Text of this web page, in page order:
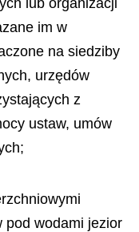
lub organizacji
im w
na siedziby
urzędów
z
ustaw, umów
pod wodami jezior